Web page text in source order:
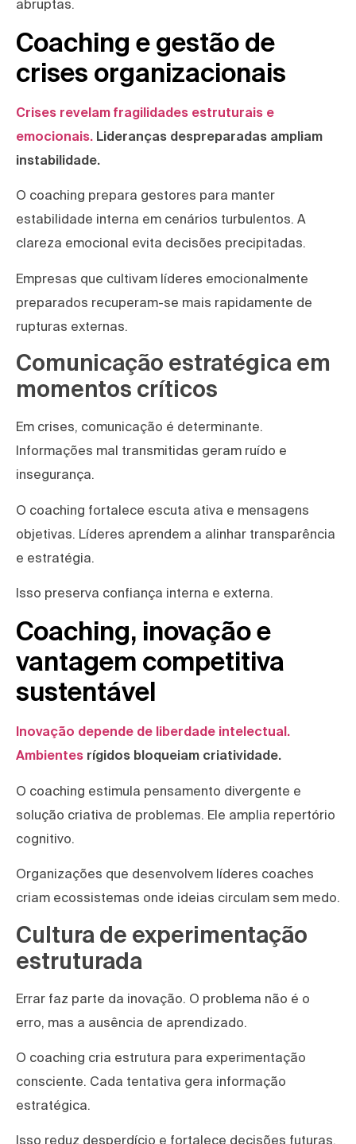
abruptas.
Coaching e gestão de
crises organizacionais
Crises revelam fragilidades estruturais e
emocionais. Lideranças despreparadas ampliam
instabilidade.
O coaching prepara gestores para manter
estabilidade interna em cenários turbulentos. A
clareza emocional evita decisões precipitadas.
Empresas que cultivam líderes emocionalmente
preparados recuperam-se mais rapidamente de
rupturas externas.
Comunicação estratégica em
momentos críticos
Em crises, comunicação é determinante.
Informações mal transmitidas geram ruído e
insegurança.
O coaching fortalece escuta ativa e mensagens
objetivas. Líderes aprendem a alinhar transparência
e estratégia.
Isso preserva confiança interna e externa.
Coaching, inovação e
vantagem competitiva
sustentável
Inovação depende de liberdade intelectual.
Ambientes rígidos bloqueiam criatividade.
O coaching estimula pensamento divergente e
solução criativa de problemas. Ele amplia repertório
cognitivo.
Organizações que desenvolvem líderes coaches
criam ecossistemas onde ideias circulam sem medo.
Cultura de experimentação
estruturada
Errar faz parte da inovação. O problema não é o
erro, mas a ausência de aprendizado.
O coaching cria estrutura para experimentação
consciente. Cada tentativa gera informação
estratégica.
Isso reduz desperdício e fortalece decisões futuras.